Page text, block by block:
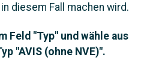
diesem Fall machen wird.
Feld "Typ" und wähle aus
"AVIS (ohne NVE)".